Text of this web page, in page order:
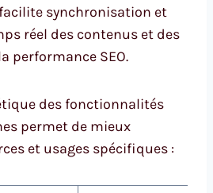
synchronisation et
réel des contenus et des
performance SEO.
des fonctionnalités
permet de mieux
et usages spécifiques :